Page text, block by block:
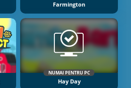
Farmington
NUMAI PENTRU PC
Hay Day